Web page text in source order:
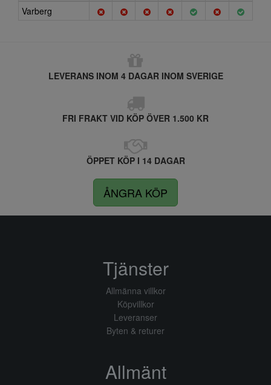
Varberg
LEVERANS INOM 4 DAGAR INOM SVERIGE
FRI FRAKT VID KÖP ÖVER 1.500 KR
ÖPPET KÖP I 14 DAGAR
ÅNGRA KÖP
Tjänster
Allmänna villkor
Köpvillkor
Leveranser
Byten & returer
Allmänt